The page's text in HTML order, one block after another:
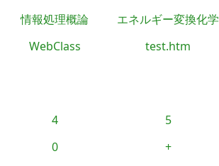
情報処理概論
エネルギー変換化学
WebClass
test.htm
4
5
0
+